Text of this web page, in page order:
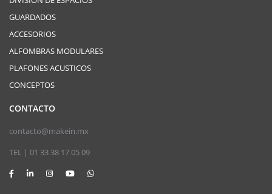
GUARDADOS
ACCESORIOS
ALFOMBRAS MODULARES
PLAFONES ACUSTICOS
CONCEPTOS
CONTACTO
contacto@makein.mx
TEL | 01 33 38 17 05 09